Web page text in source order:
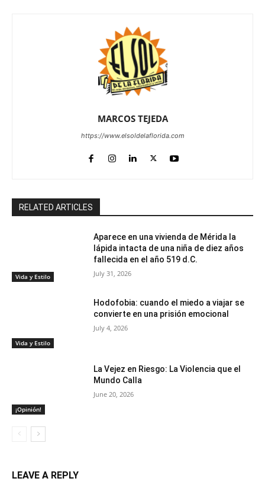
MARCOS TEJEDA
https://www.elsoldelaflorida.com
RELATED ARTICLES
Vida y Estilo
Aparece en una vivienda de Mérida la
lápida intacta de una niña de diez años
fallecida en el año 519 d.C.
July 31, 2026
Vida y Estilo
Hodofobia: cuando el miedo a viajar se
convierte en una prisión emocional
July 4, 2026
¡Opinión!
La Vejez en Riesgo: La Violencia que el
Mundo Calla
June 20, 2026
LEAVE A REPLY